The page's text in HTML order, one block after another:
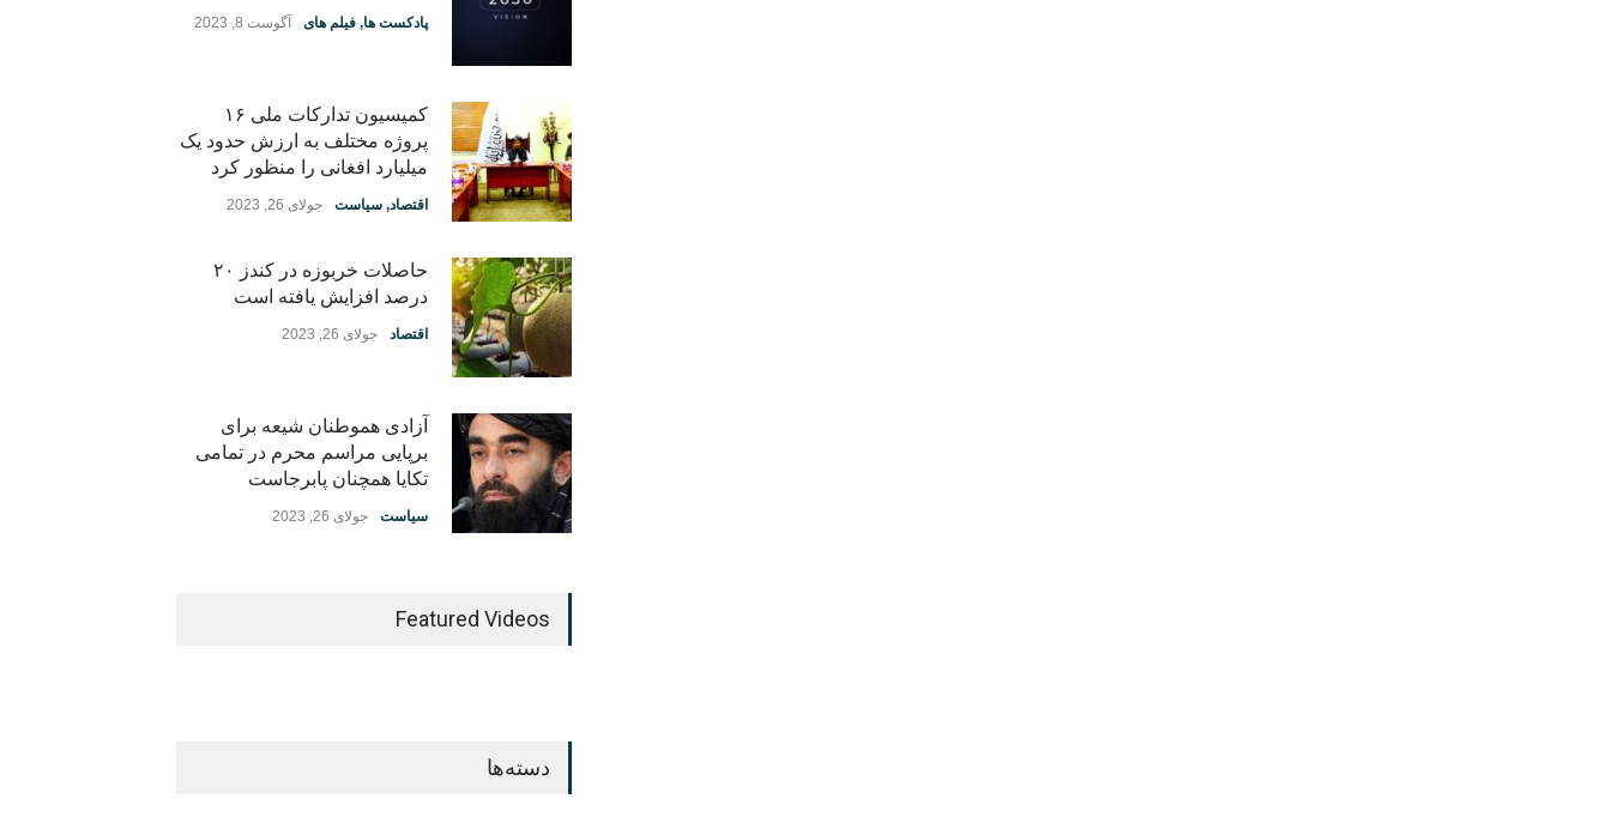
پادکست ها, فیلم های آگوست 8, 2023
کمیسیون تدارکات ملی ۱۶
پروژه مختلف به ارزش حدود یک
میلیارد افغانی را منظور کرد
اقتصاد, سیاست جولای 26, 2023
حاصلات خربوزه در کندز ۲۰
درصد افزایش یافته است
اقتصاد جولای 26, 2023
آزادی هموطنان شیعه برای
برپایی مراسم محرم در تمامی
تکایا همچنان پابرجاست
سیاست جولای 26, 2023
Featured Videos
دسته‌ها